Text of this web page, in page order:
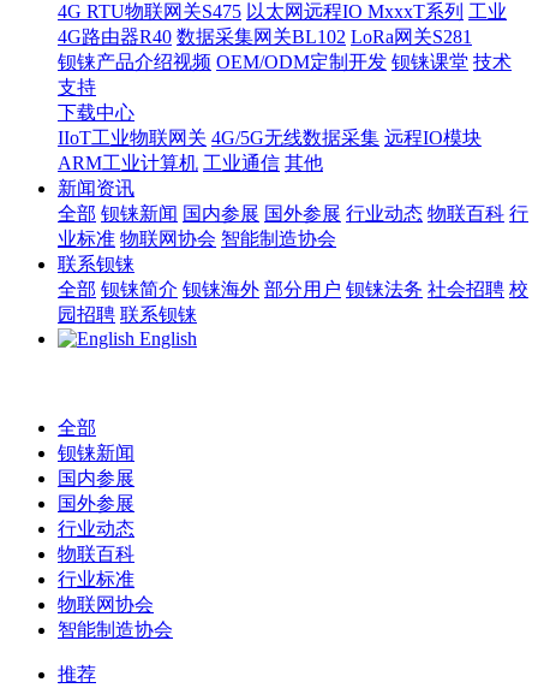
4G RTU物联网关S475 以太网远程IO MxxxT系列 工业
4G路由器R40 数据采集网关BL102 LoRa网关S281
钡铼产品介绍视频 OEM/ODM定制开发 钡铼课堂 技术
支持
下载中心
IIoT工业物联网关 4G/5G无线数据采集 远程IO模块
ARM工业计算机 工业通信 其他
新闻资讯
全部 钡铼新闻 国内参展 国外参展 行业动态 物联百科 行
业标准 物联网协会 智能制造协会
联系钡铼
全部 钡铼简介 钡铼海外 部分用户 钡铼法务 社会招聘 校
园招聘 联系钡铼
English
全部
钡铼新闻
国内参展
国外参展
行业动态
物联百科
行业标准
物联网协会
智能制造协会
推荐